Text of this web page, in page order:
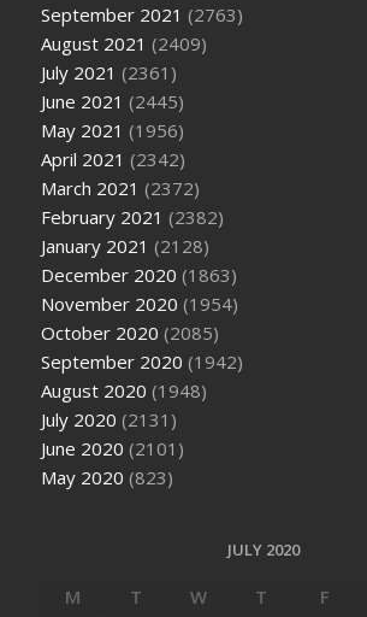
September 2021 (2763)
August 2021 (2409)
July 2021 (2361)
June 2021 (2445)
May 2021 (1956)
April 2021 (2342)
March 2021 (2372)
February 2021 (2382)
January 2021 (2128)
December 2020 (1863)
November 2020 (1954)
October 2020 (2085)
September 2020 (1942)
August 2020 (1948)
July 2020 (2131)
June 2020 (2101)
May 2020 (823)
JULY 2020
M T W T F